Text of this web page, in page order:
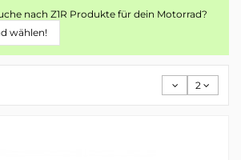
nach Z1R Produkte für dein Motorrad?
wählen!
2